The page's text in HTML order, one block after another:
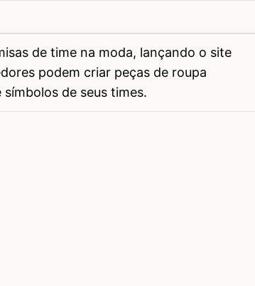
de time na moda, lançando o site
podem criar peças de roupa
de seus times.